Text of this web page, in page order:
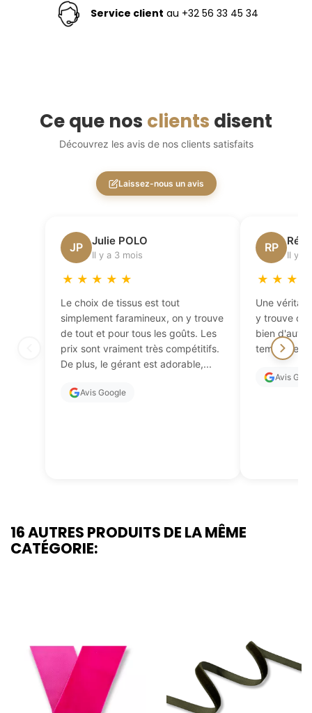
Service client au +32 56 33 45 34
Ce que nos clients disent
Découvrez les avis de nos clients satisfaits
Laissez-nous un avis
JP Julie POLO
Il y a 3 mois
★ ★ ★ ★ ★
Le choix de tissus est tout
simplement faramineux, on y trouve
de tout et pour tous les goûts. Les
prix sont vraiment très compétitifs.
De plus, le gérant est adorable,...
Avis Google
RP
Il y a
★ ★ ★
Une
y trouve de
bien
temps de
Avis
16 AUTRES PRODUITS DE LA MÊME
CATÉGORIE: